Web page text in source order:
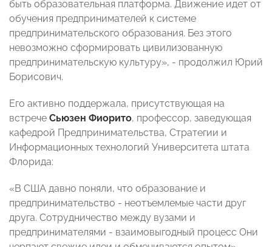
быть образовательная платформа. Движение идет от
обучения предпринимателей к системе
предпринимательского образования. Без этого
невозможно сформировать цивилизованную
предпринимательскую культуру», - продолжил Юрий
Борисович.
Его активно поддержала, присутствующая на
встрече Сьюзен Фиорито, профессор, заведующая
кафедрой Предпринимательства, Стратегии и
Информационных технологий Университета штата
Флорида:
«В США давно поняли, что образование и
предпринимательство - неотъемлемые части друг
друга. Сотрудничество между вузами и
предпринимателями - взаимовыгодный процесс Они